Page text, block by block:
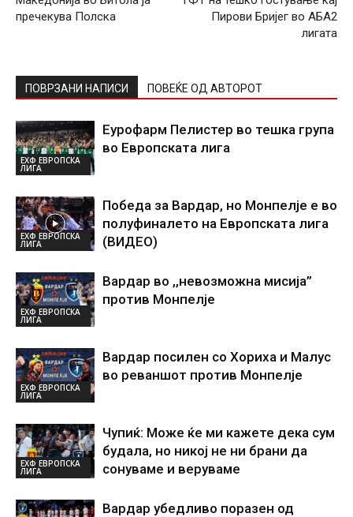
пречекува Полска
Пирови Бријег во АБА2
лигата
ПОВРЗАНИ НАПИСИ ПОВЕЌЕ ОД АВТОРОТ
ЕХФ ЕВРОПСКА
ЛИГА
Еурофарм Пелистер во тешка група
во Европската лига
ЕХФ ЕВРОПСКА
ЛИГА
Победа за Вардар, но Монпелје е во
полуфиналето на Европската лига
(ВИДЕО)
ЕХФ ЕВРОПСКА
ЛИГА
Вардар во ,,невозможна мисија”
против Монпелје
ЕХФ ЕВРОПСКА
ЛИГА
Вардар посилен со Хориха и Малус
во реваншот против Монпелје
ЕХФ ЕВРОПСКА
ЛИГА
Чупиќ: Може ќе ми кажете дека сум
будала, но никој не ни брани да
сонуваме и веруваме
Вардар убедливо поразен од